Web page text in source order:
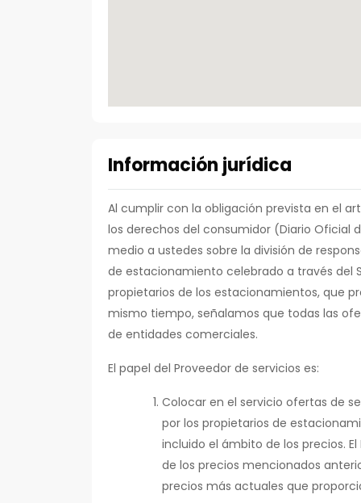
Información jurídica
Al cumplir con la obligación prevista en el
los derechos del consumidor (Diario Oficial
medio a ustedes sobre la división de
de estacionamiento celebrado a través del
propietarios de los estacionamientos, que
mismo tiempo, señalamos que todas las
de entidades comerciales.
El papel del Proveedor de servicios es:
Colocar en el servicio ofertas de
por los propietarios de
incluido el ámbito de los precios.
de los precios mencionados
precios más actuales que